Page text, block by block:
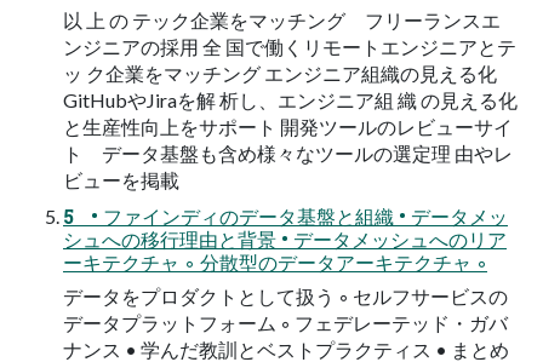
以 上 の テック企業をマッチング フリーランスエ
ンジニアの採用 全 国で働くリモートエンジニアとテ
ッ ク企業をマッチング エンジニア組織の見える化
GitHubやJiraを解 析し、エンジニア組 織 の見える化
と生産性向上をサポート 開発ツールのレビューサイ
ト データ基盤も含め様々なツールの選定理 由やレ
ビューを掲載
5 • ファインディのデータ基盤と組織 • データメッ
シュへの移行理由と背景 • データメッシュへのリア
ーキテクチャ ◦ 分散型のデータアーキテクチャ ◦
データをプロダクトとして扱う ◦ セルフサービスの
データプラットフォーム ◦ フェデレーテッド・ガバ
ナンス • 学んだ教訓とベストプラクティス • まとめ